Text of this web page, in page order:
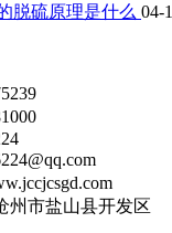
脱硫原理是什么 04-
州市盐山县开发区